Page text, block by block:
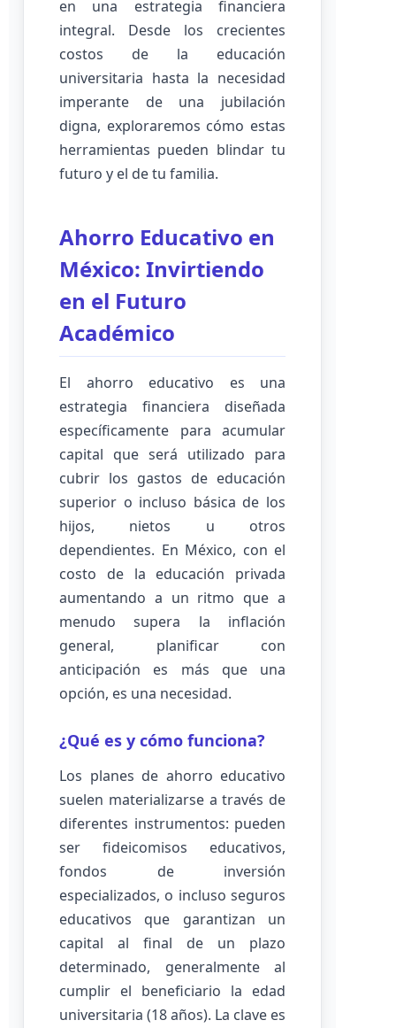
en una estrategia financiera
integral. Desde los crecientes
costos de la educación
universitaria hasta la necesidad
imperante de una jubilación
digna, exploraremos cómo estas
herramientas pueden blindar tu
futuro y el de tu familia.
Ahorro Educativo en
México: Invirtiendo
en el Futuro
Académico
El ahorro educativo es una
estrategia financiera diseñada
específicamente para acumular
capital que será utilizado para
cubrir los gastos de educación
superior o incluso básica de los
hijos, nietos u otros
dependientes. En México, con el
costo de la educación privada
aumentando a un ritmo que a
menudo supera la inflación
general, planificar con
anticipación es más que una
opción, es una necesidad.
¿Qué es y cómo funciona?
Los planes de ahorro educativo
suelen materializarse a través de
diferentes instrumentos: pueden
ser fideicomisos educativos,
fondos de inversión
especializados, o incluso seguros
educativos que garantizan un
capital al final de un plazo
determinado, generalmente al
cumplir el beneficiario la edad
universitaria (18 años). La clave es